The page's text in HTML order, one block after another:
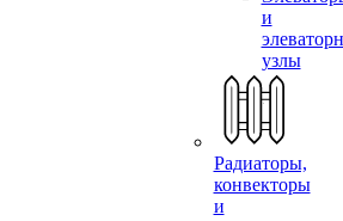
и
узлы
Радиаторы,
конвекторы
и